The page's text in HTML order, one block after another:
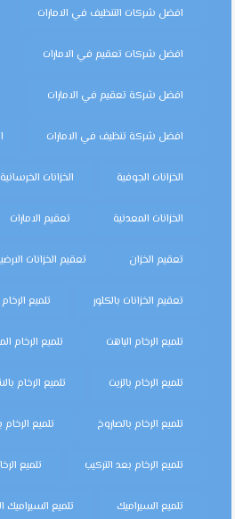
افضل شركات التنظيف في الامارات
افضل شركات تعقيم في الامارات
افضل شركة تعقيم في الامارات
افضل شركة تنظيف في الامارات
الخزانات الجوفية الخزانات الخرسانية
الخزانات المعدنية تعقيم الامارات
تعقيم الخزان تعقيم الخزانات
تعقيم الخزانات بالكلور تلميع
تلميع الرخام الباهت تلميع الرخام
تلميع الرخام بالزيت تلميع الرخام
تلميع الرخام بالصاروخ تلميع
تلميع الرخام بعد التركيب تلميع
تلميع السيراميك تلميع السيراميك